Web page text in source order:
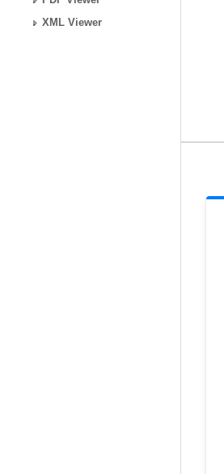
XML Viewer